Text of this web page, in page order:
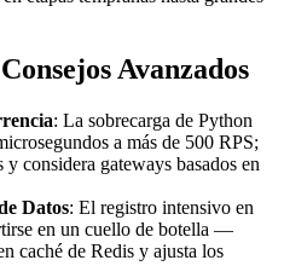
Avanzados
: La sobrecarga de Python
a más de 500 RPS;
considera gateways basados en
Datos: El registro intensivo en
en un cuello de botella —
caché de Redis y ajusta los